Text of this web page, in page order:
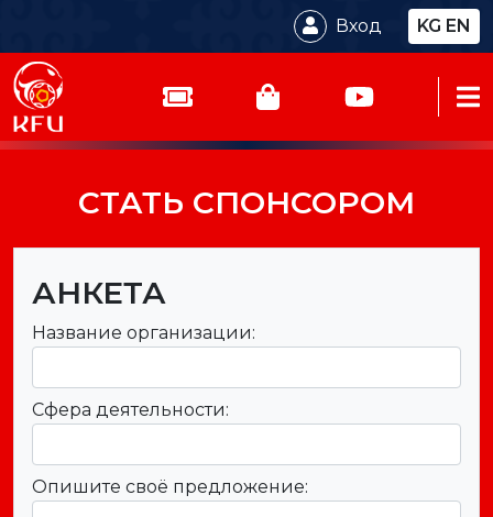
Вход KG EN
СТАТЬ СПОНСОРОМ
АНКЕТА
Название организации:
Сфера деятельности:
Опишите своё предложение: